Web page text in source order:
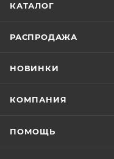
КАТАЛОГ
РАСПРОДАЖА
НОВИНКИ
КОМПАНИЯ
ПОМОЩЬ